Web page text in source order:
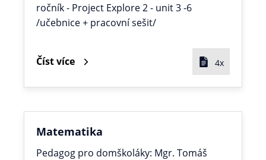
ročník - Project Explore 2 - unit 3 -6
/učebnice + pracovní sešit/
Číst více 4x
Matematika
Pedagog pro domškoláky: Mgr. Tomáš